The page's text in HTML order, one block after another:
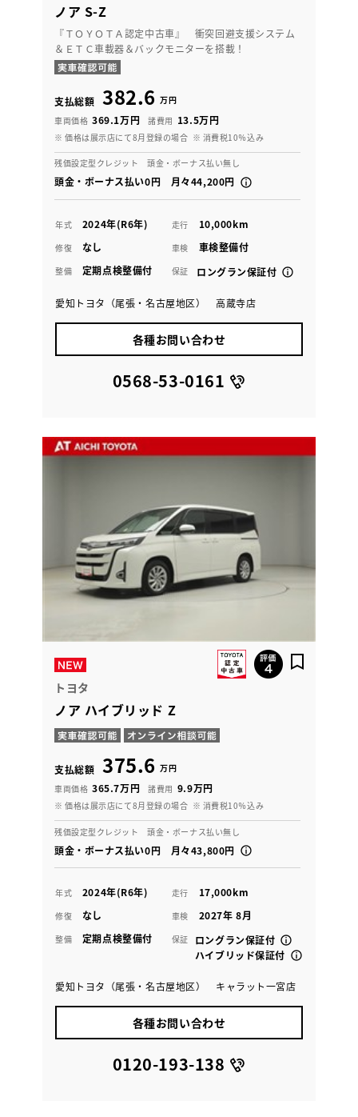
ノア S-Z
『ＴＯＹＯＴＡ認定中古車』 衝突回避支援システム
＆ＥＴＣ車載器＆バックモニターを搭載！
支払総額 382.6 万円
車両価格 369.1万円 諸費用 13.5万円
※ 価格は展示店にて8月登録の場合 ※ 消費税10％込み
残価設定型クレジット 頭金・ボーナス払い無し
頭金・ボーナス払い0円 月々44,200円
年式 2024年(R6年) 走行 10,000km
修復 なし 車検 車検整備付
整備 定期点検整備付 保証 ロングラン保証付
愛知トヨタ（尾張・名古屋地区） 高蔵寺店
各種お問い合わせ
0568-53-0161
トヨタ
ノア ハイブリッド Z
支払総額 375.6 万円
車両価格 365.7万円 諸費用 9.9万円
※ 価格は展示店にて8月登録の場合 ※ 消費税10％込み
残価設定型クレジット 頭金・ボーナス払い無し
頭金・ボーナス払い0円 月々43,800円
年式 2024年(R6年) 走行 17,000km
修復 なし 車検 2027年 8月
整備 定期点検整備付 保証
ロングラン保証付
ハイブリッド保証付
愛知トヨタ（尾張・名古屋地区） キャラット一宮店
各種お問い合わせ
0120-193-138